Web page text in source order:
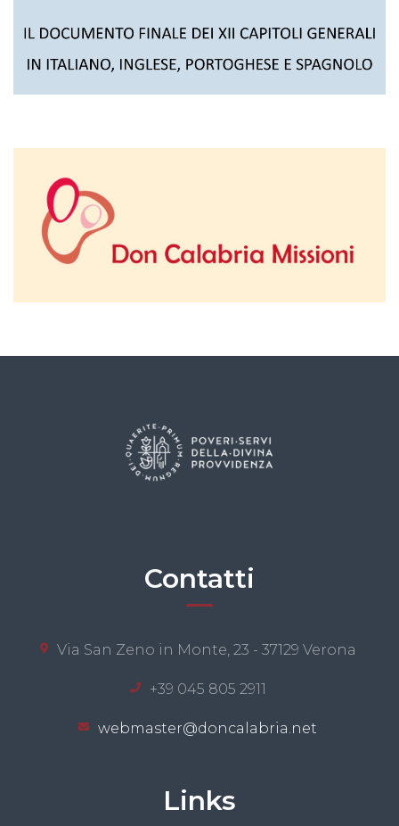
Contatti
Via San Zeno in Monte, 23 - 37129 Verona
+39 045 805 2911
webmaster@doncalabria.net
Links